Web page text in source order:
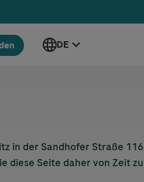
DE
in der Sandhofer Straße
diese Seite daher von Zeit